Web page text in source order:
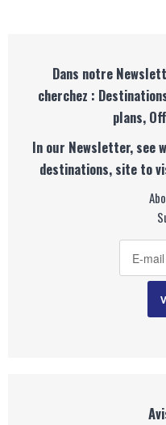
Dans notre
cherchez :
plans,
In our Newsletter, see
destinations, site to